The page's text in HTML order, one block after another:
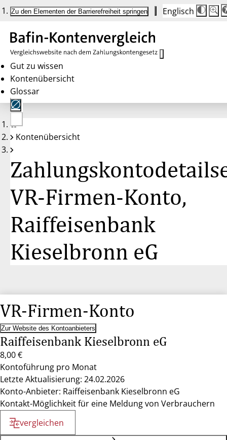
Zu den Elementen der Barrierefreiheit springen Englisch
Die
auf
100
100
Gut zu wissen
Kontenübersicht
Glossar
Keine
Konten
Kontenübersicht
VR-Firmen-Konto,
Raiffeisenbank
Kieselbronn eG
VR-Firmen-Konto
Zur Website des Kontoanbieters
Raiffeisenbank Kieselbronn eG
8,00 €
Kontoführung pro Monat
Letzte Aktualisierung: 24.02.2026
Konto-Anbieter: Raiffeisenbank Kieselbronn eG
Kontakt-Möglichkeit für eine Meldung von Verbrauchern
vergleichen